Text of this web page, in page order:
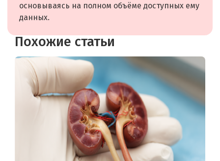
основываясь на полном объёме доступных ему
данных.
Похожие статьи